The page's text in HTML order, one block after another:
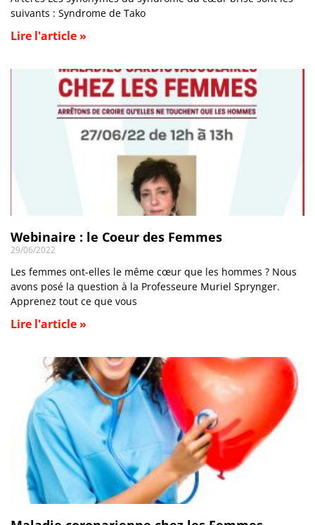
suivants : Syndrome de Tako
Lire l'article »
Webinaire : le Coeur des Femmes
29/06/2022
Les femmes ont-elles le même cœur que les hommes ? Nous
avons posé la question à la Professeure Muriel Sprynger.
Apprenez tout ce que vous
Lire l'article »